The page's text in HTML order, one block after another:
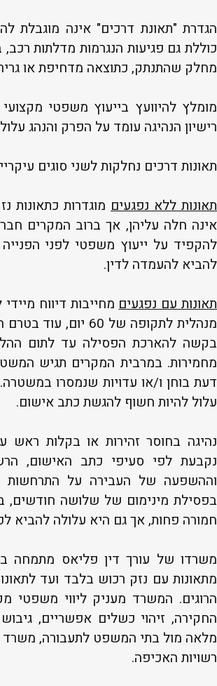
הגדרת "תאונת דרכים" אינה מוגבלת
כוללת גם פגיעות הנגרמות מדלתות
מחלק שהתנתק, כתוצאה מדחיפת או
מומלץ להיוועץ בייעוץ משפטי
רישיון הנהיגה עומד על הפרק והנהג
תאונות דרכים נחלקות לשני סוגים
תאונות ללא נפגעיםמוגדרות כתאונות
אינה חלה עליהן, אך ברוב המקרים
להקפיד על ייעוץ משפטי לפני
להביא להעמדה לדין.
תאונות עם נפגעיםמחייבות דיווח
מנהלית לתקופה של
בקשה להארכת הפסילה עד לתום
מחמירות. במרבית המקרים תגיש
דעת בוחן ו/או עדויות שנמסרו
עלול להיות חשוף להגשת כתב אישום.
נהיגה בחוסר זהירות או בקלות ראש
נקבעת לפי סעיפי כתב האישום,
וההשפעה של העבירה על התרחשות
בפסילת מינימום של שלושה חודשים,
חמורה פחות, אך גם היא עלולה להביא
משרדו של עורך דין פליאס מתמחה
מתאונות עם נזק רכוש בלבד ועד
הרוגים. המשרד מעניק ליווי משפטי
החקירה, זיהוי כשלים אפשריים,
מלאה מול בתי המשפט לתעבורה, משרד
רשויות האכיפה.